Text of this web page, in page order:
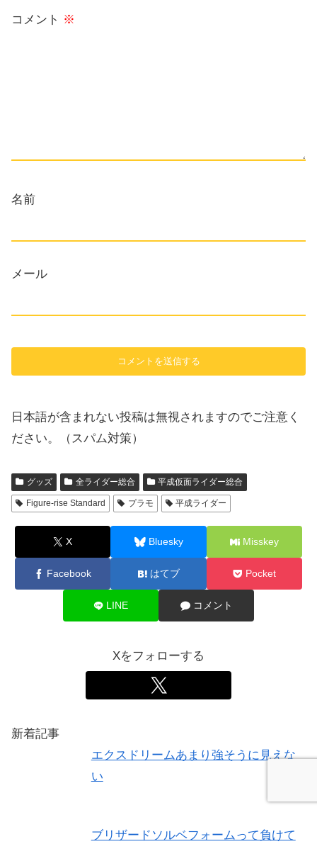
コメント ※
名前
メール
日本語が含まれない投稿は無視されますのでご注意く
ださい。（スパム対策）
グッズ 全ライダー総合 平成仮面ライダー総合
Figure-rise Standard プラモ 平成ライダー
X Bluesky Misskey
Facebook はてブ Pocket
LINE コメント
Xをフォローする
新着記事
エクスドリームあまり強そうに見えな
い
ブリザードソルベフォームって負けて